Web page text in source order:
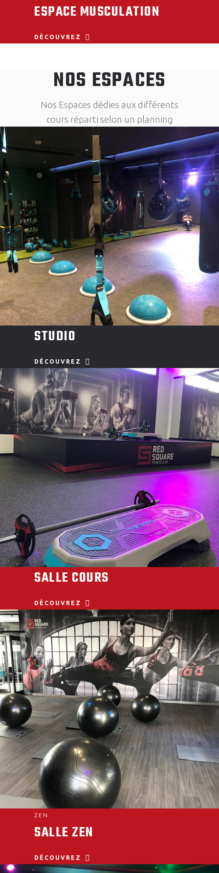
ESPACE MUSCULATION
DÉCOUVREZ
NOS ESPACES
Nos Espaces dédies aux différents
cours réparti selon un planning
STUDIO
DÉCOUVREZ
SALLE COURS
DÉCOUVREZ
ZEN
SALLE ZEN
DÉCOUVREZ